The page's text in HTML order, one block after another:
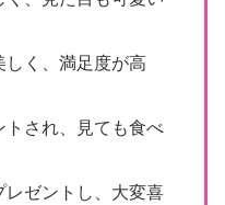
しく、満足度が高
トされ、見ても食べ
レゼントし、大変喜